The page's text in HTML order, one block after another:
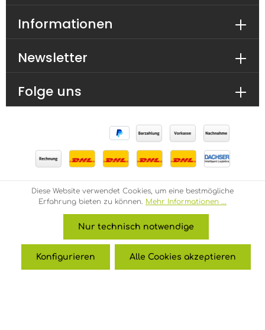
Newsletter
Folge uns
Informationen
* Alle Preise inkl. gesetzl. Mehrwertsteuer zzgl.
Versandkostenund ggf. Nachnahmegebühren, wenn
nicht anders angegeben.
© 2026 ProGraphics - with byZenit Design
Impressum Datenschutz EDUCATION
Diese Website verwendet Cookies, um eine bestmögliche
Erfahrung bieten zu können. Mehr Informationen ...
Nur technisch notwendige
Konfigurieren Alle Cookies akzeptieren